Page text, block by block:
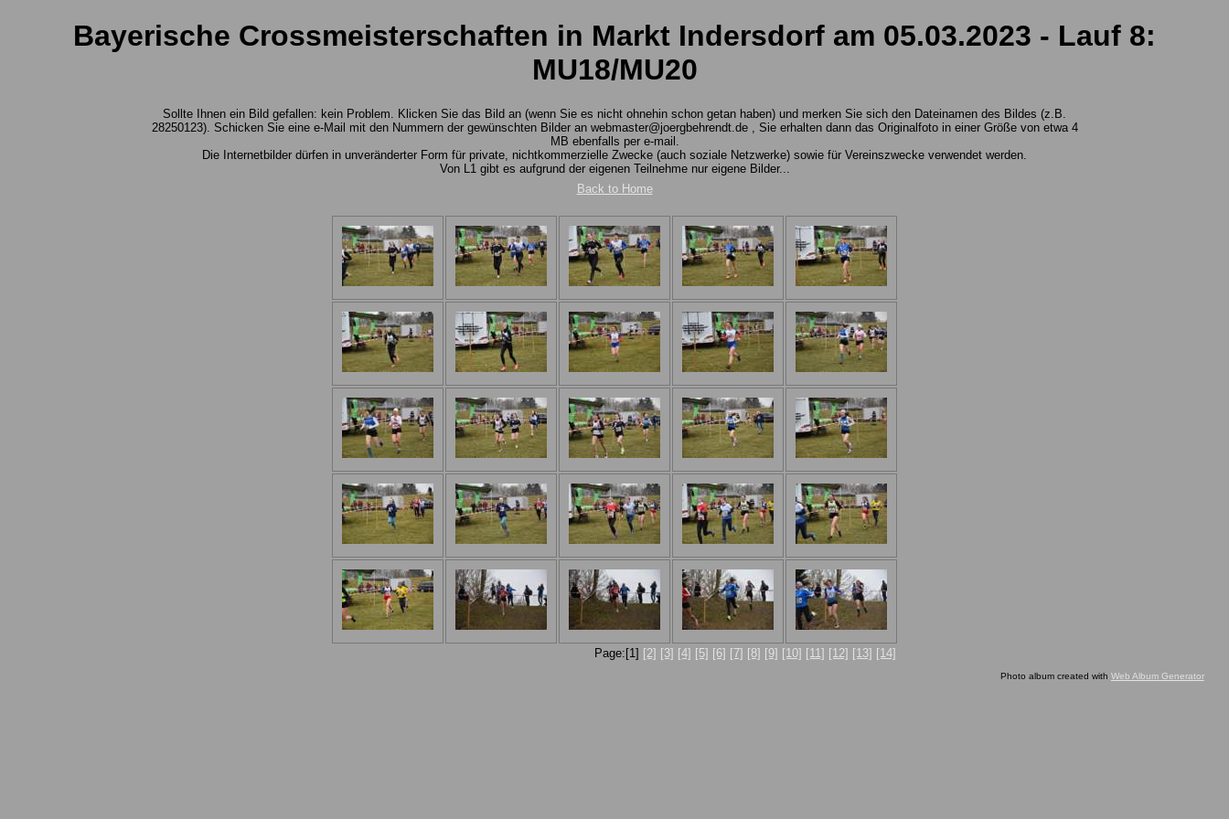
Bayerische Crossmeisterschaften in Markt Indersdorf am 05.03.2023 - Lauf 8:
MU18/MU20
Sollte Ihnen ein Bild gefallen: kein Problem. Klicken Sie das Bild an (wenn Sie es nicht ohnehin schon getan haben) und merken Sie sich den Dateinamen des Bildes (z.B.
28250123). Schicken Sie eine e-Mail mit den Nummern der gewünschten Bilder an webmaster@joergbehrendt.de , Sie erhalten dann das Originalfoto in einer Größe von etwa 4
MB ebenfalls per e-mail.
Die Internetbilder dürfen in unveränderter Form für private, nichtkommerzielle Zwecke (auch soziale Netzwerke) sowie für Vereinszwecke verwendet werden.
Von L1 gibt es aufgrund der eigenen Teilnehme nur eigene Bilder...
Back to Home
Page:[1] [2] [3] [4] [5] [6] [7] [8] [9] [10] [11] [12] [13] [14]
Photo album created with Web Album Generator